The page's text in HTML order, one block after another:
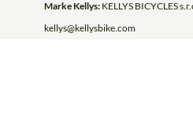
Marke Kellys: KELLYS BICYCLES
kellys@kellysbike.com